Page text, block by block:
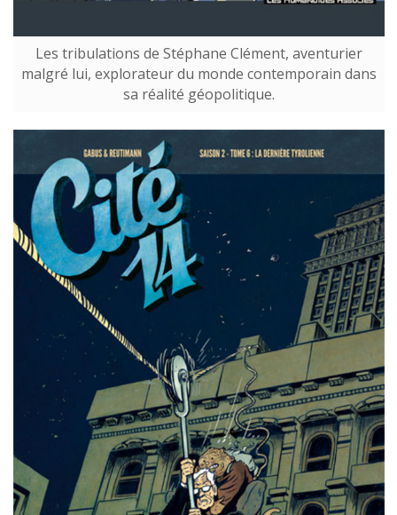
Les tribulations de Stéphane Clément, aventurier
malgré lui, explorateur du monde contemporain dans
sa réalité géopolitique.